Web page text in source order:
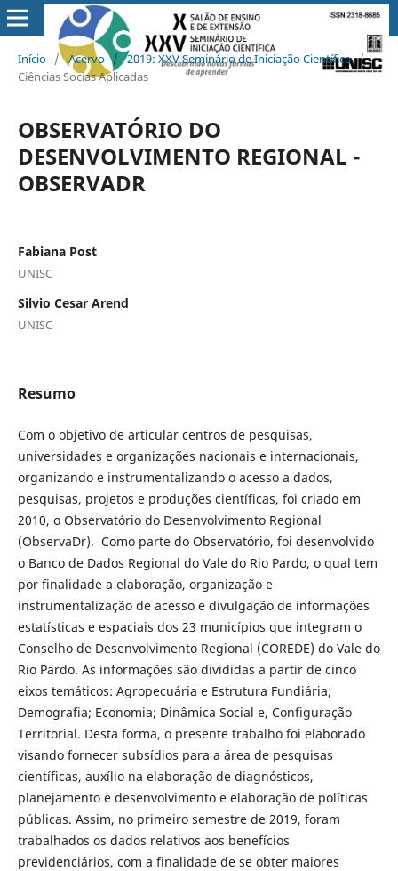
Início / Acervo / 2019: XXV Seminário de Iniciação Científica /
Ciências Socias Aplicadas
OBSERVATÓRIO DO
DESENVOLVIMENTO REGIONAL -
OBSERVADR
Fabiana Post
UNISC
Silvio Cesar Arend
UNISC
Resumo
Com o objetivo de articular centros de pesquisas,
universidades e organizações nacionais e internacionais,
organizando e instrumentalizando o acesso a dados,
pesquisas, projetos e produções científicas, foi criado em
2010, o Observatório do Desenvolvimento Regional
(ObservaDr). Como parte do Observatório, foi desenvolvido
o Banco de Dados Regional do Vale do Rio Pardo, o qual tem
por finalidade a elaboração, organização e
instrumentalização de acesso e divulgação de informações
estatísticas e espaciais dos 23 municípios que integram o
Conselho de Desenvolvimento Regional (COREDE) do Vale do
Rio Pardo. As informações são divididas a partir de cinco
eixos temáticos: Agropecuária e Estrutura Fundiária;
Demografia; Economia; Dinâmica Social e, Configuração
Territorial. Desta forma, o presente trabalho foi elaborado
visando fornecer subsídios para a área de pesquisas
científicas, auxílio na elaboração de diagnósticos,
planejamento e desenvolvimento e elaboração de políticas
públicas. Assim, no primeiro semestre de 2019, foram
trabalhados os dados relativos aos benefícios
previdenciários, com a finalidade de se obter maiores